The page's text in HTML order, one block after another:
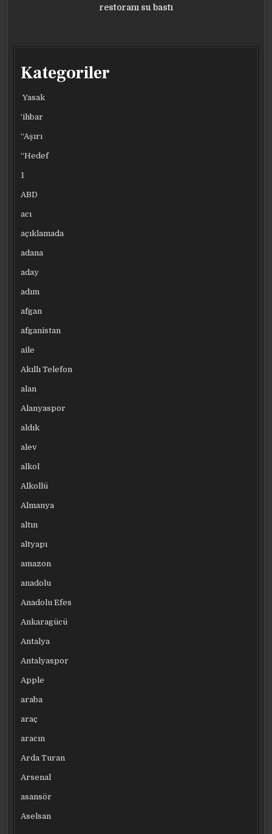
restoranı su bastı
Kategoriler
Yasak
‘ihbar
“Aşırı
“Hedef
1
ABD
acı
açıklamada
adana
aday
adım
afgan
afganistan
aile
Akıllı Telefon
alan
Alanyaspor
aldık
alev
alkol
Alkollü
Almanya
altın
altyapı
amazon
anadolu
Anadolu Efes
Ankaragücü
Antalya
Antalyaspor
Apple
araba
araç
aracın
Arda Turan
Arsenal
asansör
Aselsan